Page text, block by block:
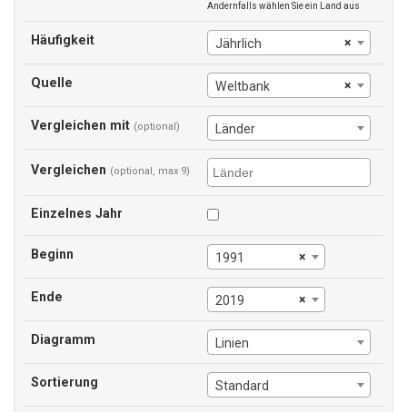
Andernfalls wählen Sie ein Land aus
Häufigkeit ×
Jährlich
Quelle ×
Weltbank
Vergleichen mit (optional) Länder
Vergleichen (optional, max 9)
Einzelnes Jahr
Beginn ×
1991
Ende ×
2019
Diagramm Linien
Sortierung Standard